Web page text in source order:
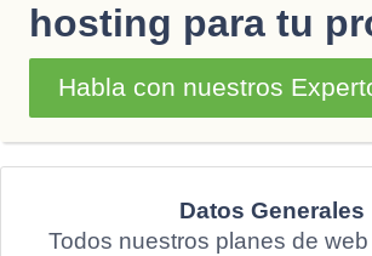
hosting para tu
Habla con nuestros
Datos Generales
Todos nuestros planes de